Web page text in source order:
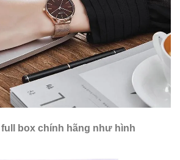
full box chính hãng như hình